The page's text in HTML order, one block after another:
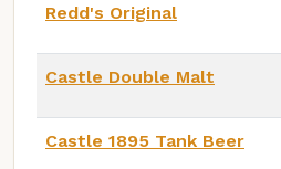
Redd's Original
Castle Double Malt
Castle 1895 Tank Beer